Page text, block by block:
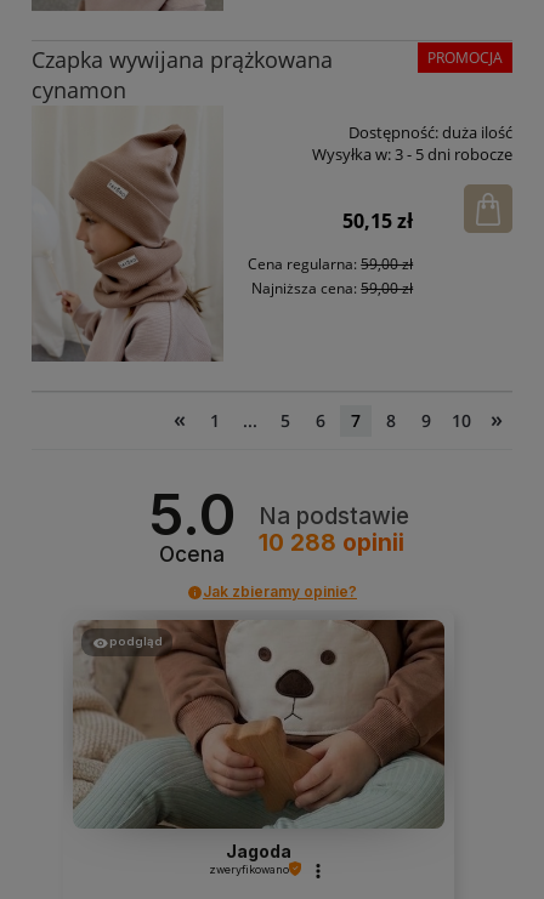
Czapka wywijana prążkowana
cynamon
Dostępność:duża ilość
Wysyłka w: 3 - 5 dni robocze
50,15 zł
Cena regularna:59,00 zł
Najniższa cena:59,00 zł
PROMOCJA
« 1 ... 5 6 7 8 9 10 »
5.0
Ocena
Na podstawie
10 288 opinii
Jak zbieramy opinie?
podgląd
Jagoda
zweryfikowano